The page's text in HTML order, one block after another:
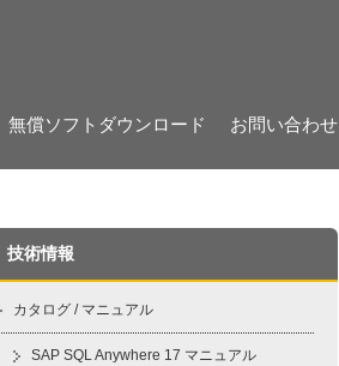
無償ソフトダウンロード お問い合わせ
技術情報
カタログ / マニュアル
SAP SQL Anywhere 17 マニュアル